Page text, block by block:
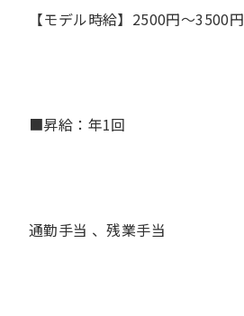
【モデル時給】2500円〜3500円
■昇給：年1回
通勤手当 、残業手当